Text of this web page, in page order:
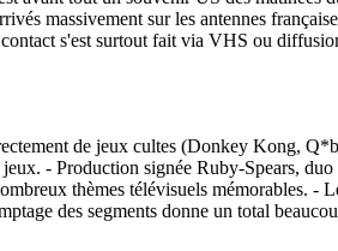
massivement sur les antennes
s'est surtout fait via VHS ou
de jeux cultes (Donkey Kong,
- Production signée Ruby‑Spears,
thèmes télévisuels mémorables. -
des segments donne un total